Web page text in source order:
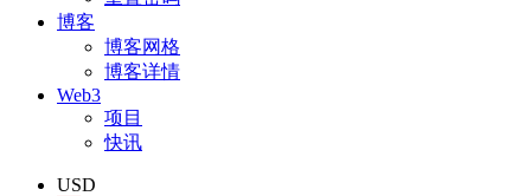
博客
博客网格
博客详情
Web3
项目
快讯
USD